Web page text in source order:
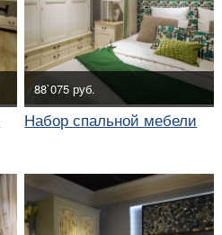
88`075 руб.
Набор спальной мебели